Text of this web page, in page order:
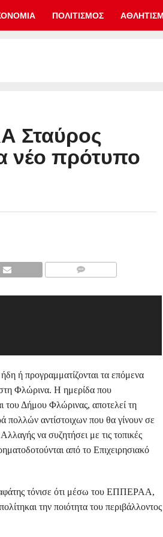
ΠΟΛΙΤΙΣΜΟΣ
Σταύρος
νέο πρότυπο
ή προγραμματίζονται τα επόμενα
Φλώρινα. Η ημερίδα που
του Δήμου Φλώρινας, αποτελεί τη
πολλών αντίστοιχων που θα γίνουν σε
να συζητήσει με τις τοπικές
από το Επιχειρησιακό
τόνισε ότι μέσω του ΕΠΠΕΡΑΑ,
την ποιότητα του περιβάλλοντος